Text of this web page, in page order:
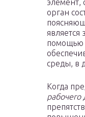
элемент,
орган
является
помощью
среды, в
Когда
рабочего